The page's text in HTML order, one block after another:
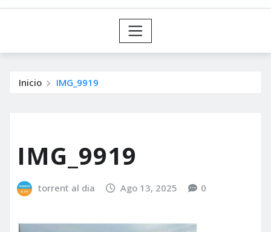
Inicio IMG_9919
IMG_9919
torrent al dia Ago 13, 2025 0